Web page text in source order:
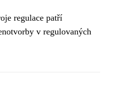
regulace patří
v regulovaných